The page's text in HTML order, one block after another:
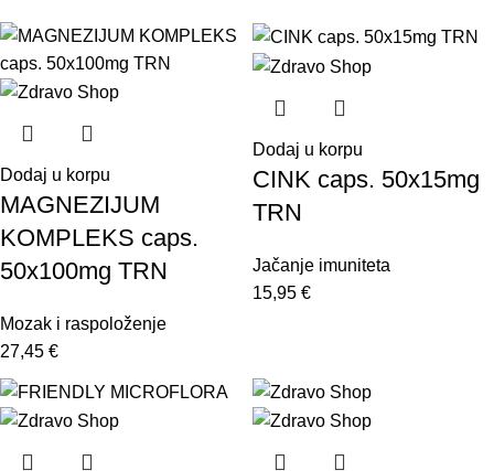
Dodaj u korpu
MAGNEZIJUM
KOMPLEKS caps.
50x100mg TRN
Mozak i raspoloženje
27,45 €
Dodaj u korpu
CINK caps. 50x15mg
TRN
Jačanje imuniteta
15,95 €